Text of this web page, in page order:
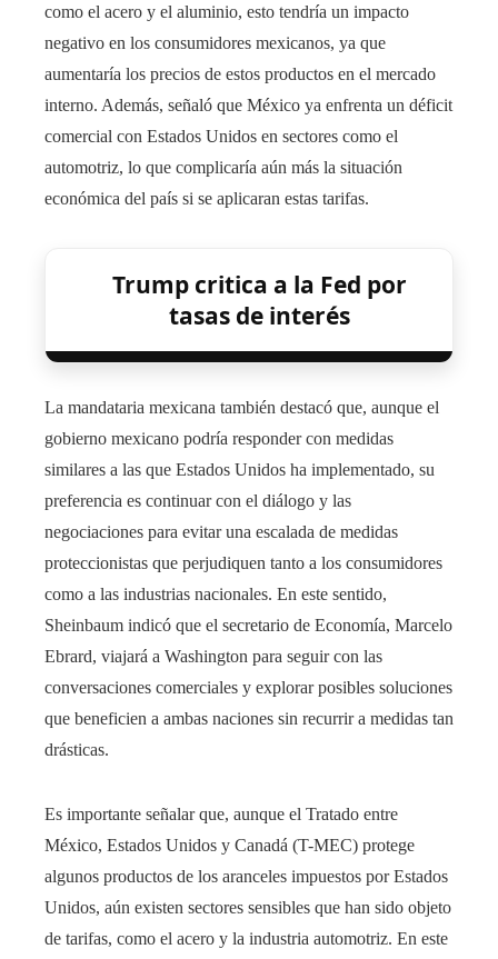
como el acero y el aluminio, esto tendría un impacto
negativo en los consumidores mexicanos, ya que
aumentaría los precios de estos productos en el mercado
interno. Además, señaló que México ya enfrenta un déficit
comercial con Estados Unidos en sectores como el
automotriz, lo que complicaría aún más la situación
económica del país si se aplicaran estas tarifas.
Trump critica a la Fed por
tasas de interés
La mandataria mexicana también destacó que, aunque el
gobierno mexicano podría responder con medidas
similares a las que Estados Unidos ha implementado, su
preferencia es continuar con el diálogo y las
negociaciones para evitar una escalada de medidas
proteccionistas que perjudiquen tanto a los consumidores
como a las industrias nacionales. En este sentido,
Sheinbaum indicó que el secretario de Economía, Marcelo
Ebrard, viajará a Washington para seguir con las
conversaciones comerciales y explorar posibles soluciones
que beneficien a ambas naciones sin recurrir a medidas tan
drásticas.
Es importante señalar que, aunque el Tratado entre
México, Estados Unidos y Canadá (T-MEC) protege
algunos productos de los aranceles impuestos por Estados
Unidos, aún existen sectores sensibles que han sido objeto
de tarifas, como el acero y la industria automotriz. En este